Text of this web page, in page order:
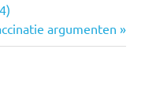
argumenten